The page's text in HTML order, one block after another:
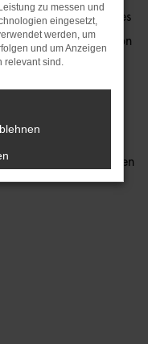
Modellen handelt es
aktuellen Generation
werden Sie das
von Berlin kennen
Lieferung direkt zu
spart Zeit und
eigenen vier Wänden
zu messen und
eingesetzt,
werden, um
und um Anzeigen
relevant sind.